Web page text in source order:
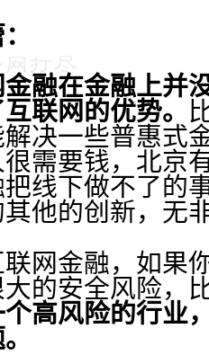
在金融上并没
联网的优势。
决一些普惠式
需要钱，北京
线下做不了的
他的创新，无
金融，如果你
的安全风险，
高风险的行业